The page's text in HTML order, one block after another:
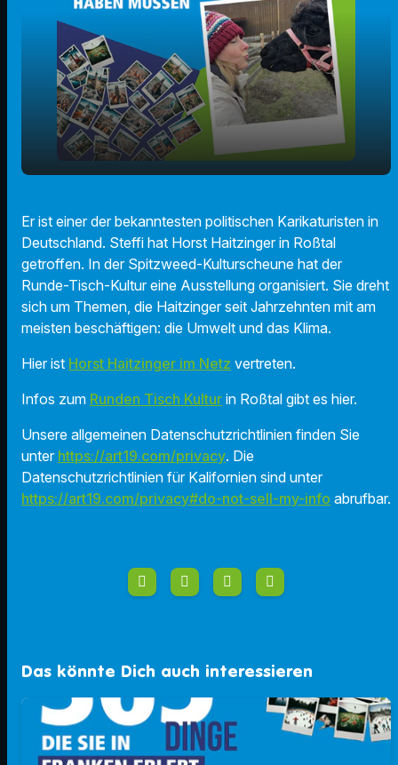
play_arrow
00:00 02:00
Er ist einer der bekanntesten politischen Karikaturisten in
Deutschland. Steffi hat Horst Haitzinger in Roßtal
getroffen. In der Spitzweed-Kulturscheune hat der
Runde-Tisch-Kultur eine Ausstellung organisiert. Sie dreht
sich um Themen, die Haitzinger seit Jahrzehnten mit am
meisten beschäftigen: die Umwelt und das Klima.
Hier ist Horst Haitzinger im Netz vertreten.
Infos zum Runden Tisch Kultur in Roßtal gibt es hier.
Unsere allgemeinen Datenschutzrichtlinien finden Sie
unter https://art19.com/privacy. Die
Datenschutzrichtlinien für Kalifornien sind unter
https://art19.com/privacy#do-not-sell-my-info abrufbar.
Das könnte Dich auch interessieren